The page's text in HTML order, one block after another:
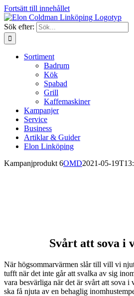
Fortsätt till innehållet
Sök efter:
Sortiment
Badrum
Kök
Spabad
Grill
Kaffemaskiner
Kampanjer
Service
Business
Artiklar & Guider
Elon Linköping
Kampanjprodukt 6OMD2021-05-
Svårt att sova i
När högsommarvärmen slår till vill vi
tufft när det inte går att svalka av sig
vara besvärliga när det är svårt att sova
ska få njuta av en behaglig